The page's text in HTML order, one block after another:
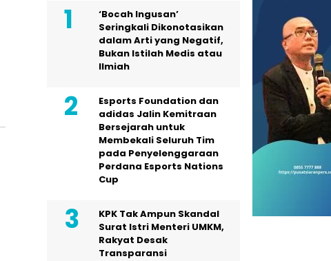
‘Bocah Ingusan’
Seringkali Dikonotasikan
dalam Arti yang Negatif,
Bukan Istilah Medis atau
Ilmiah
Esports Foundation dan
adidas Jalin Kemitraan
Bersejarah untuk
Membekali Seluruh Tim
pada Penyelenggaraan
Perdana Esports Nations
Cup
KPK Tak Ampun Skandal
Surat Istri Menteri UMKM,
Rakyat Desak
Transparansi